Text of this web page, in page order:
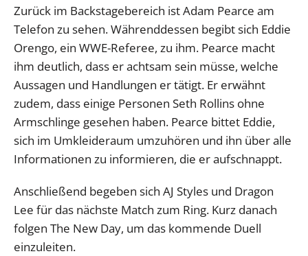
Zurück im Backstagebereich ist Adam Pearce am
Telefon zu sehen. Währenddessen begibt sich Eddie
Orengo, ein WWE-Referee, zu ihm. Pearce macht
ihm deutlich, dass er achtsam sein müsse, welche
Aussagen und Handlungen er tätigt. Er erwähnt
zudem, dass einige Personen Seth Rollins ohne
Armschlinge gesehen haben. Pearce bittet Eddie,
sich im Umkleideraum umzuhören und ihn über alle
Informationen zu informieren, die er aufschnappt.
Anschließend begeben sich AJ Styles und Dragon
Lee für das nächste Match zum Ring. Kurz danach
folgen The New Day, um das kommende Duell
einzuleiten.